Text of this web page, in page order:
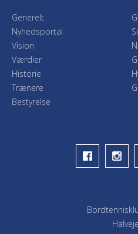
Generelt
Nyhedsportal
Vision
Værdier
Historie
Trænere
Bestyrelse